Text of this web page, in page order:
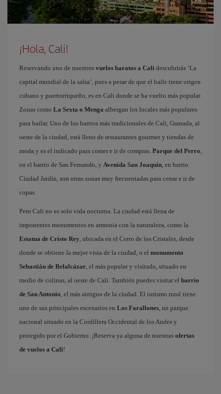
¡Hola, Cali!
Reservando uno de nuestros vuelos baratos a Cali descubrirás ‘La
capital mundial de la salsa’, pues a pesar de que el baile tiene origen
cubano y puertorriqueño, es en Cali donde se ha vuelto más popular.
Zonas como La Sexta o Menga albergan los locales más populares
para bailar. Uno de los barrios más tradicionales de Cali, Granada, al
oeste de la ciudad, está lleno de restaurantes gourmet y tiendas de
moda y es el indicado para comer e ir de compras. Parque del Perro
en el barrio de San Fernando, y Avenida San Joaquín , en barrio
Ciudad Jardín, son otras zonas muy frecuentadas para cenar e ir de
copas.
Pero Cali no es solo vida nocturna. La ciudad está llena de
imponentes monumentos en armonía con la naturaleza, como la
Estatua de Cristo Rey , ubicada en el Cerro de los Cristales, desde
donde se obtiene la mejor vista de la ciudad, o el monumento
Sebastián de Belalcázar , el más popular y visitado, situado en
medio de colinas, al oeste de Cali. También puedes visitar el barrio
de San Antonio , el más antiguo de la ciudad. El turismo rural tiene
uno de sus principales escenarios en Los Farallones , un parque
nacional situado en la Cordillera Occidental de los Andes y
protegido por el Gobierno. ¡Reserva ya alguna de nuestras ofertas
de vuelos a Cali!